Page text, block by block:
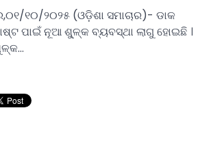
୧୦/୨୦୨୫ (ଓଡ଼ିଶା ସମାଚାର)- ଡାକ
ପାଇଁ ନୂଆ ଶୁ୍ଳ୍କ ବ୍ୟବସ୍ଥା ଲାଗୁ ହୋଇଛି ।